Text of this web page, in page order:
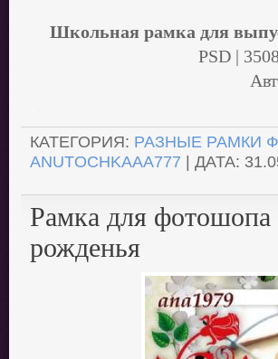
Школьная рамка для
PSD |
КАТЕГОРИЯ: РАЗНЫЕ РАМКИ
ANUTOCHKAAA777 | ДАТА:
Рамка для фотошопа
рожденья